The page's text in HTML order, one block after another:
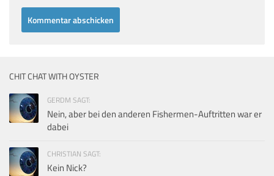
CHIT CHAT WITH OYSTER
GERDM SAGT:
Nein, aber bei den anderen Fishermen-Auftritten war er
dabei
CHRISTIAN SAGT:
Kein Nick?